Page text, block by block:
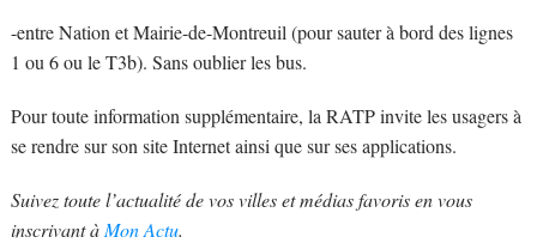
-entre Nation et Mairie-de-Montreuil (pour sauter à bord des lignes
1 ou 6 ou le T3b). Sans oublier les bus.
Pour toute information supplémentaire, la RATP invite les usagers à
se rendre sur son site Internet ainsi que sur ses applications.
Suivez toute l’actualité de vos villes et médias favoris en vous
inscrivant à Mon Actu.